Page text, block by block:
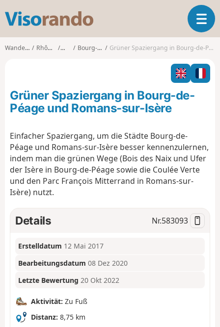
s
o
o
T
o
l
n
t
i
Wanderungen Rhône-Alpes DrômeBourg-de-Péage Grüner Spaziergang in Bourg-de-Péage und Romans-sur-Isère
Grüner Spaziergang in Bourg-de-
Péage und Romans-sur-Isère
Einfacher Spaziergang, um die Städte Bourg-de-
Péage und Romans-sur-Isère besser kennenzulernen,
indem man die grünen Wege (Bois des Naix und Ufer
der Isère in Bourg-de-Péage sowie die Coulée Verte
und den Parc François Mitterrand in Romans-sur-
Isère) nutzt.
Details Nr.583093
Erstelldatum 12 Mai 2017
Bearbeitungsdatum 08 Dez 2020
Letzte Bewertung 20 Okt 2022
Aktivität: Zu Fuß
Distanz: 8,75 km